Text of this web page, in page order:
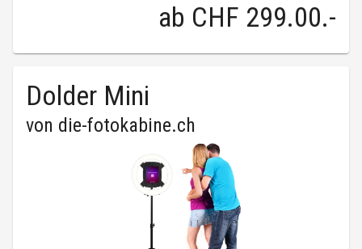
ab CHF 299.00.-
Dolder Mini
von die-fotokabine.ch